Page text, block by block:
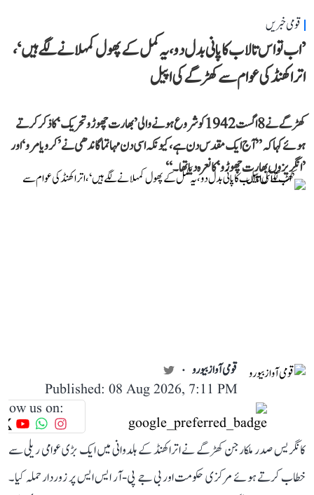
قومی خبریں
’اب تو اس تالاب کا پانی بدل دو، یہ کمل کے پھول کمہلانے لگے ہیں‘،
اتراکھنڈ کی عوام سے کھڑگے کی اپیل
کھڑگے نے 8 اگست 1942 کو شروع ہونے والی ’بھارت چھوڑو تحریک‘ کا ذکر کرتے
ہوئے کہا کہ ’’آج ایک مقدس دن ہے، کیونکہ اسی دن مہاتما گاندھی نے ’کرو یا مرو‘ اور
’انگریزوں بھارت چھوڑو‘ کا نعرہ دیا تھا۔‘‘
قومی آواز بیورو
Published: 08 Aug 2026, 7:11 PM
us on:
کانگریس صدر ملکارجن کھڑگے نے اتراکھنڈ کے ہلدوانی میں ایک بڑی عوامی ریلی سے
خطاب کرتے ہوئے مرکزی حکومت اور بی جے پی-آر ایس ایس پر زوردار حملہ کیا۔